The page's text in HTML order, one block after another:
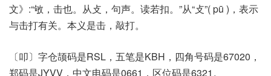
文》:“敂，击也。从攴，句声。读若扣。”从“攴”( pū )，表示
与击打有关。本义是击，敲打。
〔叩〕字仓颉码是RSL，五笔是KBH，四角号码是67020，
郑码是JYVV，中文电码是0661，区位码是6321。